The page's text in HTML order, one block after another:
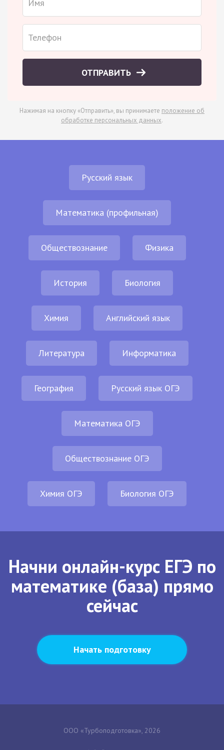
ОТПРАВИТЬ
Нажимая на кнопку «Отправить», вы принимаете положение об
обработке персональных данных.
Русский язык
Математика (профильная)
Обществознание Физика
История Биология
Химия Английский язык
Литература Информатика
География Русский язык ОГЭ
Математика ОГЭ
Обществознание ОГЭ
Химия ОГЭ Биология ОГЭ
Начни онлайн-курс ЕГЭ по
математике (база) прямо
сейчас
Начать подготовку
ООО «Турбоподготовка», 2026